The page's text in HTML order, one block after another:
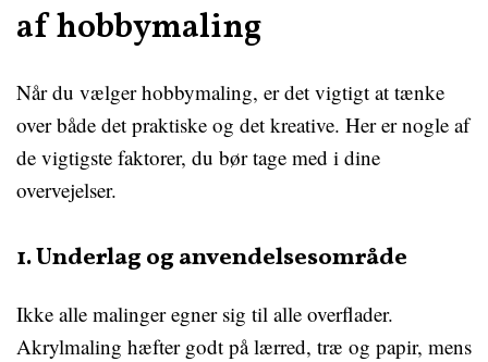
af hobbymaling
Når du vælger hobbymaling, er det vigtigt at tænke
over både det praktiske og det kreative. Her er nogle af
de vigtigste faktorer, du bør tage med i dine
overvejelser.
1. Underlag og anvendelsesområde
Ikke alle malinger egner sig til alle overflader.
Akrylmaling hæfter godt på lærred, træ og papir, mens